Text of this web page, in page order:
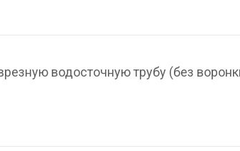
водосточную трубу (без